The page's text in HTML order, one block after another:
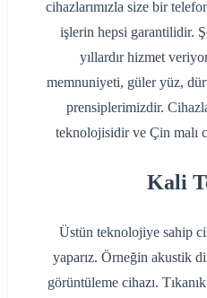
cihazlarımızla size bir
işlerin hepsi garantilidir.
yıllardır hizmet
memnuniyeti, güler yüz,
prensiplerimizdir.
teknolojisidir ve Çin malı
Kali
Üstün teknolojiye sahip
yaparız. Örneğin akustik
görüntüleme cihazı.